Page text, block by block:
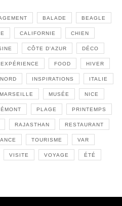
BALADE BEAGLE
CALIFORNIE CHIEN
CÔTE D'AZUR DÉCO
EXPÉRIENCE FOOD HIVER
INSPIRATIONS ITALIE
MARSEILLE MUSÉE NICE
PLAGE PRINTEMPS
RAJASTHAN RESTAURANT
TOURISME VAR
VISITE VOYAGE ÉTÉ